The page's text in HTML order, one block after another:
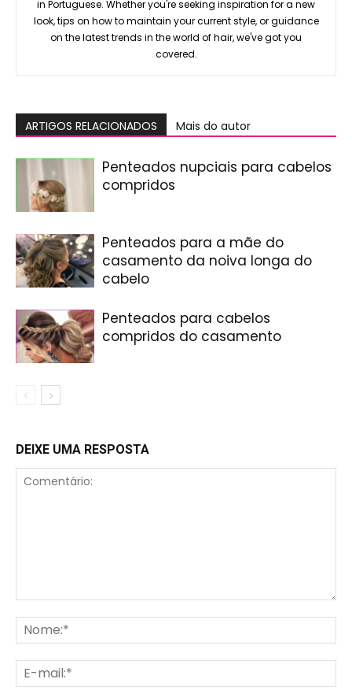
in Portuguese. Whether you're seeking inspiration for a new
look, tips on how to maintain your current style, or guidance
on the latest trends in the world of hair, we've got you
covered.
ARTIGOS RELACIONADOS Mais do autor
Penteados nupciais para cabelos
compridos
Penteados para a mãe do
casamento da noiva longa do
cabelo
Penteados para cabelos
compridos do casamento
DEIXE UMA RESPOSTA